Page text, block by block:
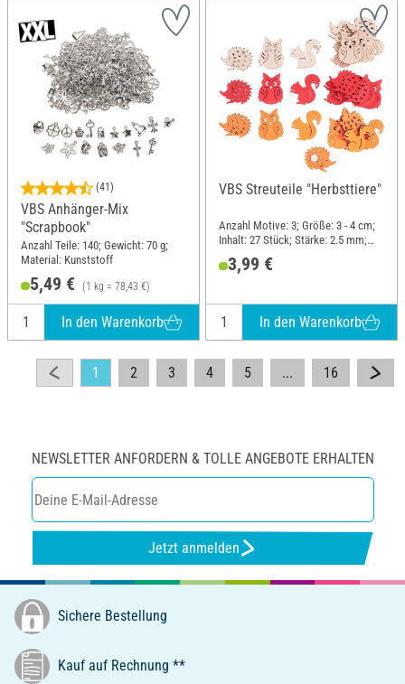
(41)
VBS Anhänger-Mix
"Scrapbook"
Anzahl Teile: 140; Gewicht: 70 g;
Material: Kunststoff
5,49 € (1 kg = 78,43 €)
In den Warenkorb
VBS Streuteile "Herbsttiere"
Anzahl Motive: 3; Größe: 3 - 4 cm;
Inhalt: 27 Stück; Stärke: 2.5 mm;
Material: Sperrholz
3,99 €
In den Warenkorb
1 2 3 4 5 ... 16
NEWSLETTER ANFORDERN & TOLLE ANGEBOTE ERHALTEN
Jetzt anmelden
Sichere Bestellung
Kauf auf Rechnung **